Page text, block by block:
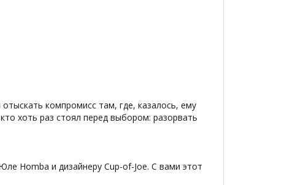
компромисс там, где, казалось, ему
хоть раз стоял перед выбором: разорвать
Homba и дизайнеру Cup-of-Joe. С вами этот